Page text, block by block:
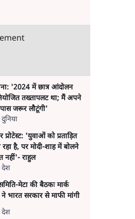
'2024 में छात्र आंदोलन
तख्तापलट था; मैं अपने
जरूर लौटूंगी'
दुनिया
'युवाओं को प्रताड़ित
है, पर मोदी-शाह में बोलने
नहीं'- राहुल
देश
मेटा की बैठकः मार्क
भारत सरकार से माफी मांगी
देश